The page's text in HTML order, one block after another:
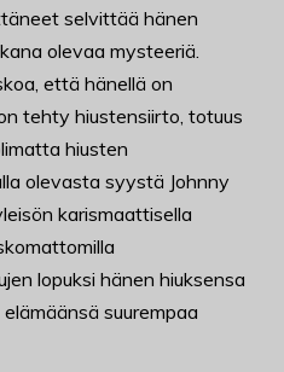
selvittää hänen
olevaa mysteeriä.
että hänellä on
tehty hiustensiirto, totuus
hiusten
olevasta syystä Johnny
karismaattisella
lopuksi hänen hiuksensa
suurempaa